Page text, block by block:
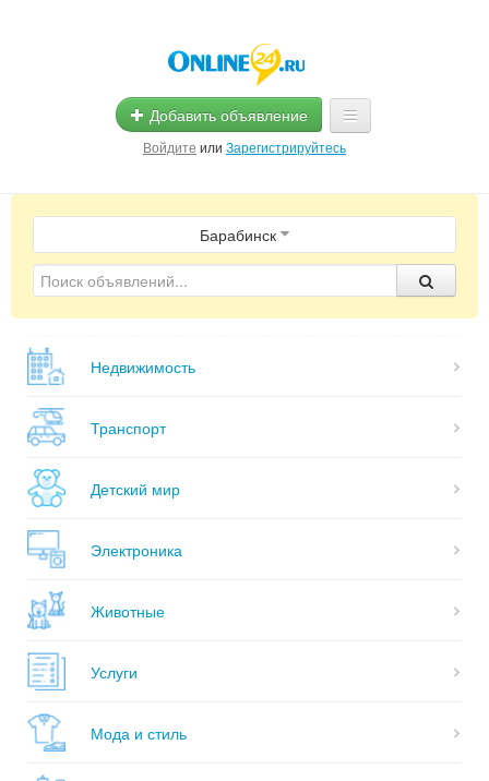
Добавить объявление
Войдите или Зарегистрируйтесь
Главная
Помощь
Барабинск
Недвижимость
Транспорт
Детский мир
Электроника
Животные
Услуги
Мода и стиль